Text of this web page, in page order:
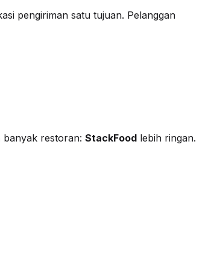
pengiriman satu tujuan. Pelanggan
restoran: StackFood lebih ringan.